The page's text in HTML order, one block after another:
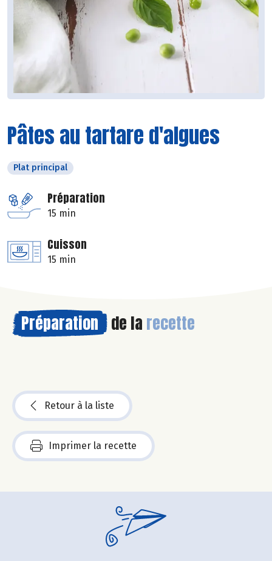
Pâtes au tartare d'algues
Plat principal
Préparation
15 min
Cuisson
15 min
Préparation de la recette
Retour à la liste
Imprimer la recette